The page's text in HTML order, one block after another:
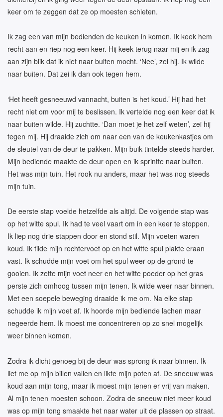
keer om te zeggen dat ze op moesten schieten.
Ik zag een van mijn bedienden de keuken in komen. Ik keek hem
recht aan en riep nog een keer. Hij keek terug naar mij en ik zag
aan zijn blik dat ik niet naar buiten mocht. ‘Nee’, zei hij. Ik wilde
naar buiten. Dat zei ik dan ook tegen hem.
‘Het heeft gesneeuwd vannacht, buiten is het koud.’ Hij had het
recht niet om voor mij te beslissen. Ik vertelde nog een keer dat ik
naar buiten wilde. Hij zuchtte. ‘Dan moet je het zelf weten’, zei hij
tegen mij. Hij draaide zich om naar een van de keukenkastjes om
de sleutel van de deur te pakken. Mijn buik tintelde steeds harder.
Mijn bediende maakte de deur open en ik sprintte naar buiten.
Het was mijn tuin. Het rook nu anders, maar het was nog steeds
mijn tuin.
De eerste stap voelde hetzelfde als altijd. De volgende stap was
op het witte spul. Ik had te veel vaart om in een keer te stoppen.
Ik liep nog drie stappen door en stond stil. Mijn voeten waren
koud. Ik tilde mijn rechtervoet op en het witte spul plakte eraan
vast. Ik schudde mijn voet om het spul weer op de grond te
gooien. Ik zette mijn voet neer en het witte poeder op het gras
perste zich omhoog tussen mijn tenen. Ik wilde weer naar binnen.
Met een soepele beweging draaide ik me om. Na elke stap
schudde ik mijn voet af. Ik hoorde mijn bediende lachen maar
negeerde hem. Ik moest me concentreren op zo snel mogelijk
weer binnen komen.
Zodra ik dicht genoeg bij de deur was sprong ik naar binnen. Ik
liet me op mijn billen vallen en likte mijn poten af. De sneeuw was
koud aan mijn tong, maar ik moest mijn tenen er vrij van maken.
Al mijn tenen moesten schoon. Zodra de sneeuw niet meer koud
was op mijn tong smaakte het naar water uit de plassen op straat.